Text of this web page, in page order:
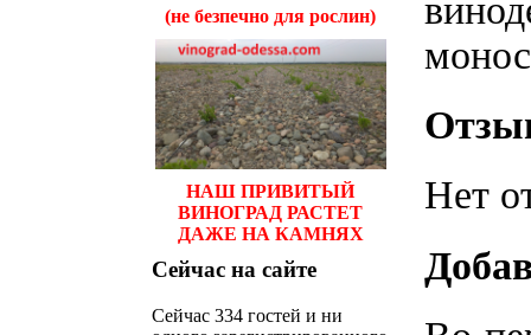
(не безпечно для рослин)
НАШ ПРИВИТЫЙ
ВИНОГРАД РАСТЕТ
ДАЖЕ НА КАМНЯХ
Сейчас на сайте
Сейчас 334 гостей и ни
Нет